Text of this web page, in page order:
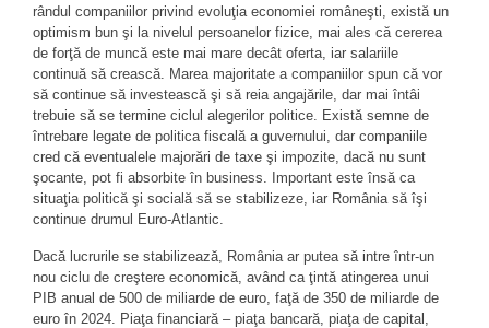
rândul companiilor privind evoluţia economiei româneşti, există un
optimism bun şi la nivelul persoanelor fizice, mai ales că cererea
de forţă de muncă este mai mare decât oferta, iar salariile
continuă să crească. Marea majoritate a companiilor spun că vor
să continue să investească şi să reia angajările, dar mai întâi
trebuie să se termine ciclul alegerilor politice. Există semne de
întrebare legate de politica fiscală a guvernului, dar companiile
cred că eventualele majorări de taxe şi impozite, dacă nu sunt
şocante, pot fi absorbite în business. Important este însă ca
situaţia politică şi socială să se stabilizeze, iar România să îşi
continue drumul Euro-Atlantic.
Dacă lucrurile se stabilizează, România ar putea să intre într-un
nou ciclu de creştere economică, având ca ţintă atingerea unui
PIB anual de 500 de miliarde de euro, faţă de 350 de miliarde de
euro în 2024. Piaţa financiară – piaţa bancară, piaţa de capital,